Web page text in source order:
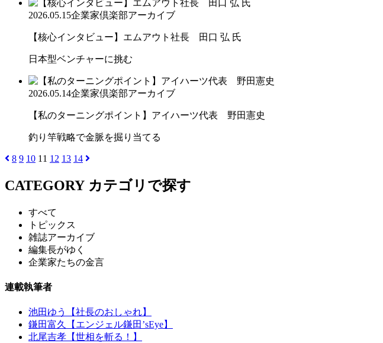
2026.05.15企業家倶楽部アーカイブ
【核心インタビュー】エムアウト社長 田口 弘 氏
日本型ベンチャーに挑む
2026.05.14企業家倶楽部アーカイブ
【私のターニングポイント】アイハーツ代表 野田憲史
釣り竿戦略で金脈を掘り当てる
8 9 10 11 12 13 14
CATEGORY カテゴリで探す
すべて
トピックス
雑誌アーカイブ
編集長がゆく
企業家たちの金言
連載執筆者
池田ゆう【社長のおしゃれ】
鎌田富久【エンジェル鎌田’sEye】
北尾吉孝【世相を斬る！】